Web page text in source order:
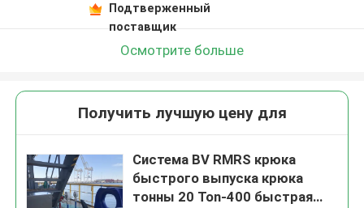
Подтверженный
поставщик
Осмотрите больше
Получить лучшую цену для
Система BV RMRS крюка
быстрого выпуска крюка
тонны 20 Ton-400 быстрая